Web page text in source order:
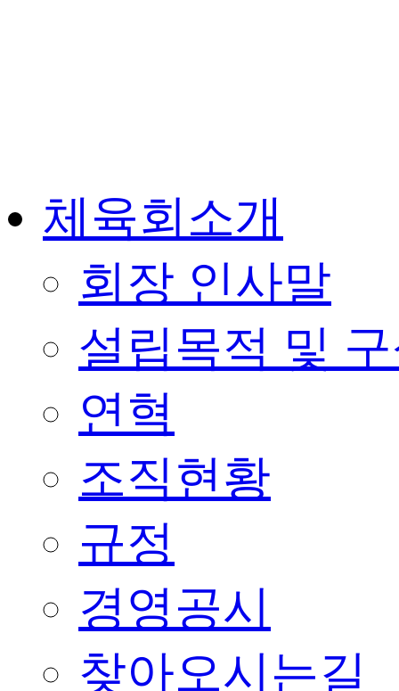
체육회소개
회장 인사말
설립목적 및
연혁
조직현황
규정
경영공시
찾아오시는길